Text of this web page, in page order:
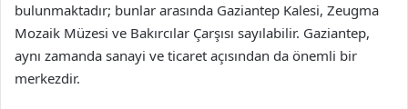
bulunmaktadır; bunlar arasında Gaziantep Kalesi, Zeugma
Mozaik Müzesi ve Bakırcılar Çarşısı sayılabilir. Gaziantep,
aynı zamanda sanayi ve ticaret açısından da önemli bir
merkezdir.